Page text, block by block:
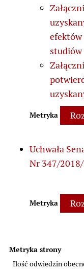
efektów
studiów
Metryka
Uchwała
Nr 347/
Metryka
Metryka strony
Ilość odwiedzin